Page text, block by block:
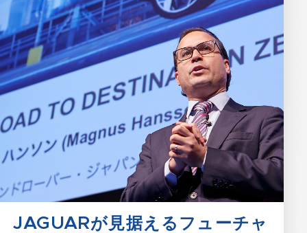
JAGUARが見据えるフューチャ